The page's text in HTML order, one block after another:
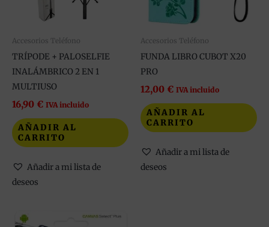
Accesorios Teléfono
TRÍPODE + PALOSELFIE
INALÁMBRICO 2 EN 1
MULTIUSO
16,90 € IVA incluido
AÑADIR AL
CARRITO
Añadir a mi lista de
deseos
Accesorios Teléfono
FUNDA LIBRO CUBOT X20
PRO
12,00 € IVA incluido
AÑADIR AL
CARRITO
Añadir a mi lista de
deseos
Rango